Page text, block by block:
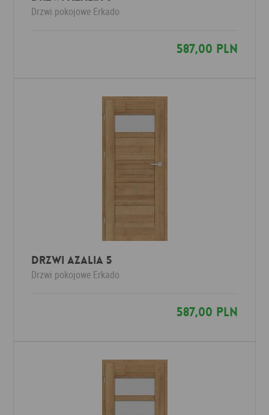
Drzwi pokojowe Erkado
587,00 PLN
Drzwi AZALIA 5
Drzwi pokojowe Erkado
587,00 PLN